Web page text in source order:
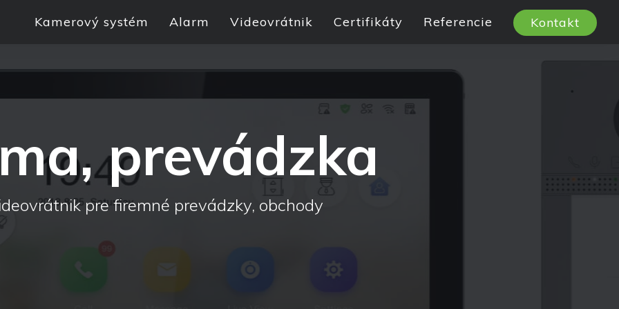
Kamerový systém Alarm Videovrátnik Certifikáty Referencie Kontakt
prevádzka
pre firemné prevádzky, obchody